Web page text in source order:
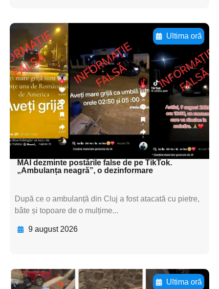
Ultima oră
Adaugă aici textul pentru
subtitluAdaugă aici
textul pentru
subtitluAdaugă aici
textul pentru
subtitluAdaugă aici
textul pentru subti
MAI dezminte postările false de pe TikTok.
„Ambulanța neagră”, o dezinformare
După ce o ambulanță din Cluj a fost atacată cu pietre,
bâte și topoare de o mulțime...
9 august 2026
Ultima oră